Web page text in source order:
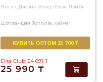
Виски Джони Уокер Блэк Лэйбл
Шотландия Johnnie walker
КУПИТЬ ОПТОМ 23 700 ₸
Elite Club: 24 691 ₸
25 990 ₸